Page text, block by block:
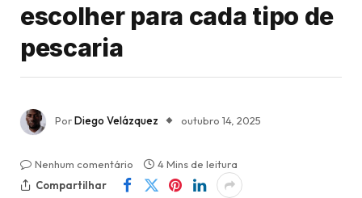
escolher para cada tipo de
pescaria
PorDiego Velázquez outubro 14, 2025
Nenhum comentário
4 Mins de leitura
Compartilhar